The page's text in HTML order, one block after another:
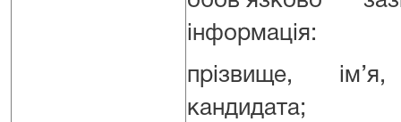
інформація:
прізвище,
кандидата;